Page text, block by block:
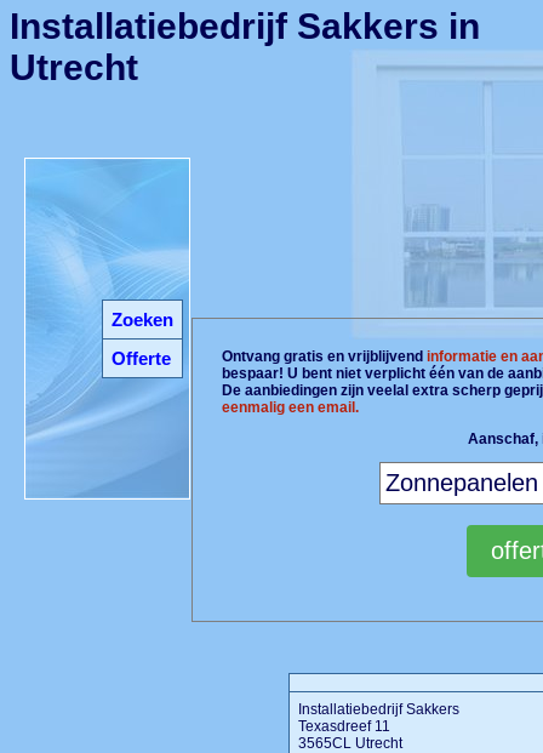
Zoeken
Offerte
Installatiebedrijf Sakkers in
Utrecht
Ontvang gratis en vrijblijvendinformatie en
bespaar! U bent niet verplicht één van de
De aanbiedingen zijn veelal extra scherp
eenmalig een email.
Aanschaf,
Installatiebedrijf Sakkers
Texasdreef 11
3565CL Utrecht